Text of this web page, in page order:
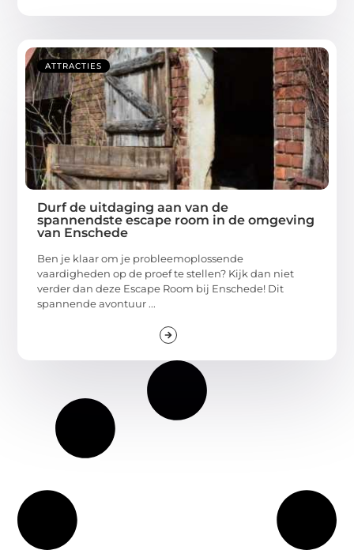
ATTRACTIES
Durf de uitdaging aan van de
spannendste escape room in de omgeving
van Enschede
Ben je klaar om je probleemoplossende
vaardigheden op de proef te stellen? Kijk dan niet
verder dan deze Escape Room bij Enschede! Dit
spannende avontuur ...